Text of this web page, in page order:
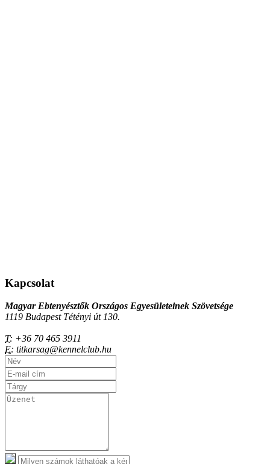
Kapcsolat
Magyar Ebtenyésztők Országos Egyesületeinek Szövetsége
1119 Budapest Tétényi út 130.
T: +36 70 465 3911
E: titkarsag@kennelclub.hu